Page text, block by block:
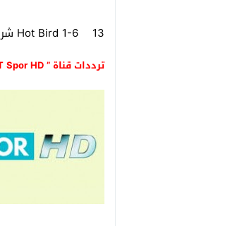
Hot Bird 1-6 13 شرقا 11804 عمودي 27500 2/3 مفتوح
ترددات قناة ” TRT Spor HD ” :